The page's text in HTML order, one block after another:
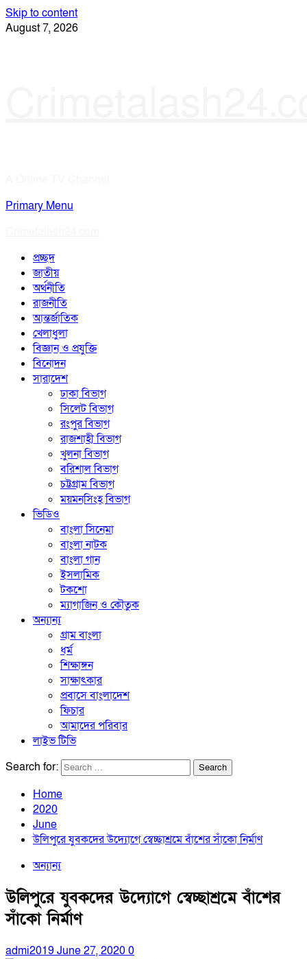
Skip to content
August 7, 2026
Primary Menu
প্রচ্ছদ
জাতীয়
অর্থনীতি
রাজনীতি
আন্তর্জাতিক
খেলাধুলা
বিজ্ঞান ও প্রযুক্তি
বিনোদন
সারাদেশ
ঢাকা বিভাগ
সিলেট বিভাগ
রংপুর বিভাগ
রাজশাহী বিভাগ
খুলনা বিভাগ
বরিশাল বিভাগ
চট্টগ্রাম বিভাগ
ময়মনসিংহ বিভাগ
ভিডিও
বাংলা সিনেমা
বাংলা নাটক
বাংলা গান
ইসলামিক
টকশো
ম্যাগাজিন ও কৌতুক
অন্যান্য
গ্রাম বাংলা
ধর্ম
শিক্ষাঙ্গন
সাক্ষাৎকার
প্রবাসে বাংলাদেশ
ফিচার
আমাদের পরিবার
লাইভ টিভি
Search for:
Home
2020
June
উলিপুরে যুবকদের উদ্যোগে স্বেচ্ছাশ্রমে বাঁশের সাঁকো নির্মাণ
অন্যান্য
উলিপুরে যুবকদের উদ্যোগে স্বেচ্ছাশ্রমে বাঁশের
সাঁকো নির্মাণ
admi2019June 27, 2020 0